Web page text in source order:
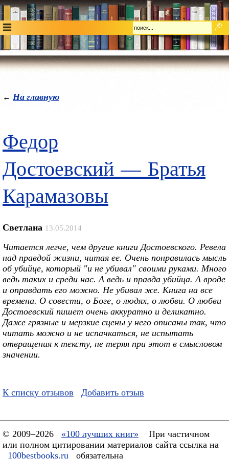
← На главную
Федор
Достоевский — Братья
Карамазовы
Светлана 13.05.2014
Читается легче, чем другие книги Достоевского. Ревела
над правдой жизни, читая ее. Очень понравилась мысль
об убийце, который "и не убивал" своими руками. Много
ведь таких и среди нас. А ведь и правда убийца. А вроде
и оправдать его можно. Не убивал же. Книга на все
времена. О совести, о Боге, о людях, о любви. О любви
Достоевский пишет очень аккуратно и деликатно.
Даже грязные и мерзкие сцены у него описаны так, что
читать можно и не испачкаться, не испытать
отвращения к тексту, не теряя при этот в смысловом
значении.
К списку отзывов Добавить отзыв
© 2009–2026 «100 лучших книг»
При частичном
или полном цитировании материалов сайта ссылка на
100bestbooks.ru
обязательна